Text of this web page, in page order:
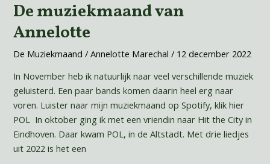
De muziekmaand van
Annelotte
De Muziekmaand /Annelotte Marechal/ 12 december 2022
In November heb ik natuurlijk naar veel verschillende muziek
geluisterd. Een paar bands komen daarin heel erg naar
voren. Luister naar mijn muziekmaand op Spotify, klik hier
POL In oktober ging ik met een vriendin naar Hit the City in
Eindhoven. Daar kwam POL, in de Altstadt. Met drie liedjes
uit 2022 is het een
van
Annelotte